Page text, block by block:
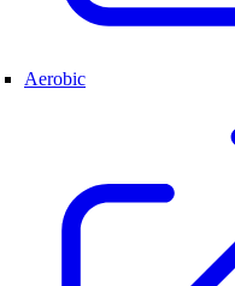
Aerobic